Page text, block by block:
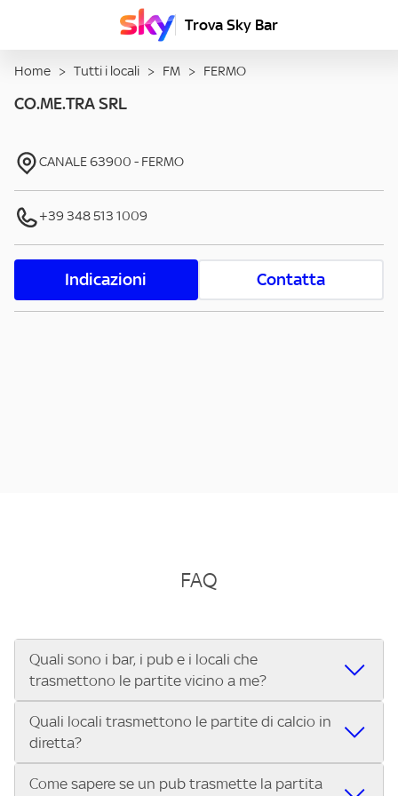
Trova Sky Bar
Home > Tutti i locali > FM > FERMO
CO.ME.TRA SRL
CANALE63900 - FERMO
+39 348 513 1009
Indicazioni Contatta
FAQ
Quali sono i bar, i pub e i locali che
trasmettono le partite vicino a me?
Se cerchi un bar, pub, ristorante o locale vicino a te per
vedere le partite di Serie A ENILIVE, la Serie C Sky Wifi, la
UEFA Champions League, la UEFA Europa League, la UEFA
Conference League, il Tennis, la Formula 1®, la MotoGP™ e
Quali locali trasmettono le partite di calcio in
diretta?
Vuoi sapere quali bar, pub o ristoranti mostrano le partite
Come sapere se un pub trasmette la partita